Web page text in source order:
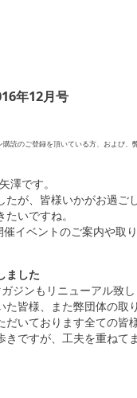
年12月号
読のご登録を頂いている方、および
澤です。
が、皆様いかがお過ご
いですね。
イベントのご案内や取
ました
ジンもリニューアル致
皆様、また弊団体の取
いております全ての皆
ですが、工夫を重ねて